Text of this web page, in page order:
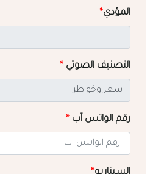
المؤدي*
التصنيف الصوتي *
رقم الواتس آب *